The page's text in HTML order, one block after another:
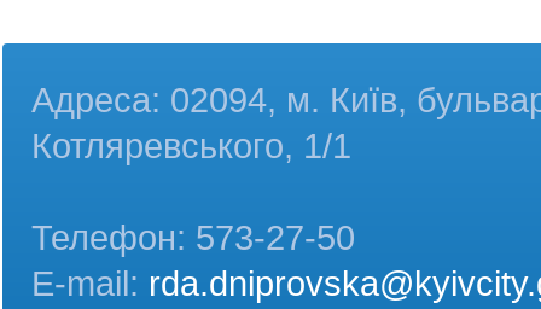
Адреса: 02094, м. Київ,
Котляревського, 1/1
Телефон: 573-27-50
E-mail: